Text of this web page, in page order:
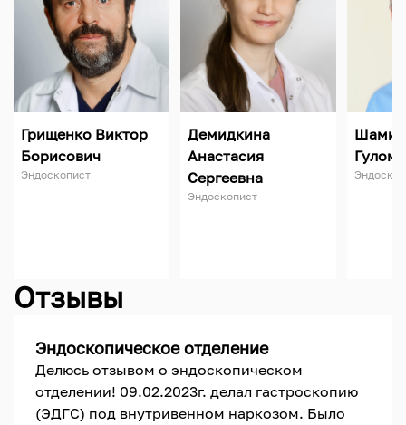
Грищенко Виктор
Борисович
Эндоскопист
Демидкина
Анастасия
Сергеевна
Эндоскопист
Отзывы
Эндоскопическое отделение
Делюсь отзывом о эндоскопическом
отделении! 09.02.2023г. делал гастроскопию
(ЭДГС) под внутривенном наркозом. Было